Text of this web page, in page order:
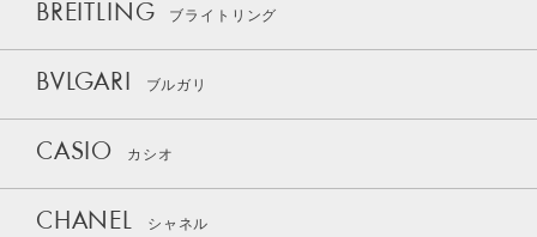
BREITLING ブライトリング
BVLGARI ブルガリ
CASIO カシオ
CHANEL シャネル